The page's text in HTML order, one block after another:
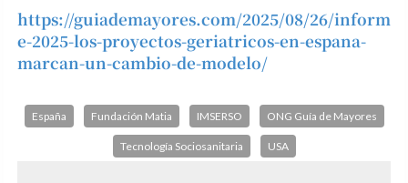
https://guiademayores.com/2025/08/26/inform
e-2025-los-proyectos-geriatricos-en-espana-
marcan-un-cambio-de-modelo/
España Fundación Matia IMSERSO ONG Guía de Mayores
Tecnología Sociosanitaria USA